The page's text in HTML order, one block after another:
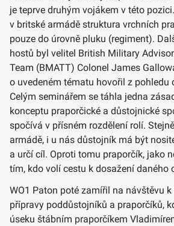
je teprve druhým vojákem v této
v britské armádě struktura vrchních
pouze do úrovně pluku (regiment).
hostů byl velitel British Military
Team (BMATT) Colonel James
o uvedeném tématu hovořil z pohledu
Celým seminářem se táhla jedna
konceptu praporčické a důstojnické
spočívá v přísném rozdělení rolí.
armádě, i u nás důstojník má být
a určí cíl. Oproti tomu praporčík, jako
tím, kdo volí cestu k dosažení daného
WO1 Paton poté zamířil na návštěvu k
přípravy poddůstojníků a praporčíků,
úseku štábním praporčíkem